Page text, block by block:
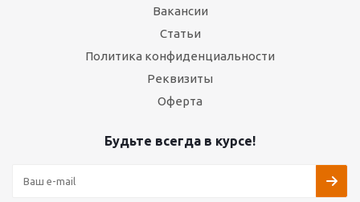
Вакансии
Статьи
Политика конфиденциальности
Реквизиты
Оферта
Будьте всегда в курсе!